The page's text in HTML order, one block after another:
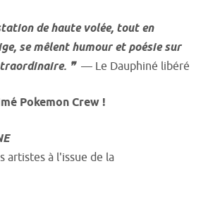
de haute volée, tout en
se mêlent humour et poésie sur
❞ — Le Dauphiné libéré
Pokemon Crew !
artistes à l'issue de la